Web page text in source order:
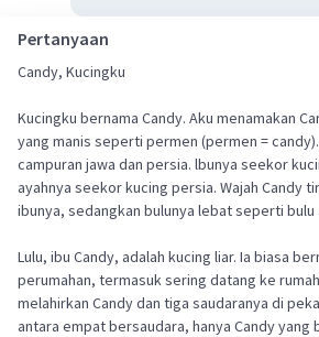
Pertanyaan
Candy, Kucingku
Kucingku bernama Candy. Aku menamakan
yang manis seperti permen (permen =
campuran jawa dan persia. lbunya seekor
ayahnya seekor kucing persia. Wajah Candy
ibunya, sedangkan bulunya lebat seperti bulu
Lulu, ibu Candy, adalah kucing liar. Ia biasa
perumahan, termasuk sering datang ke
melahirkan Candy dan tiga saudaranya di
antara empat bersaudara, hanya Candy yang